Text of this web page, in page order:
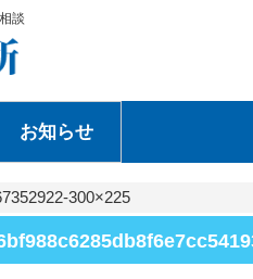
談
お知らせ
300×225